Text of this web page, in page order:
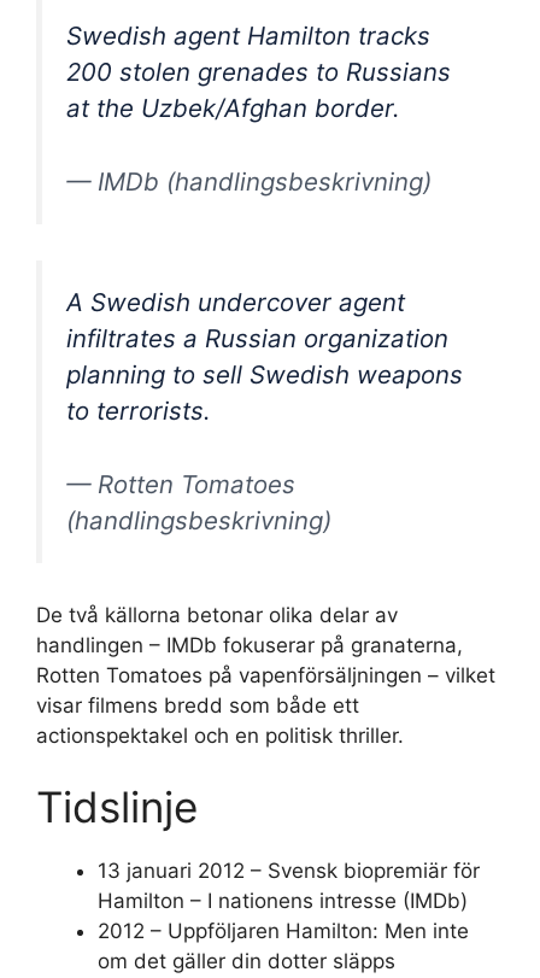
Swedish agent Hamilton tracks
200 stolen grenades to Russians
at the Uzbek/Afghan border.
— IMDb (handlingsbeskrivning)
A Swedish undercover agent
infiltrates a Russian organization
planning to sell Swedish weapons
to terrorists.
— Rotten Tomatoes
(handlingsbeskrivning)
De två källorna betonar olika delar av
handlingen – IMDb fokuserar på granaterna,
Rotten Tomatoes på vapenförsäljningen – vilket
visar filmens bredd som både ett
actionspektakel och en politisk thriller.
Tidslinje
13 januari 2012 – Svensk biopremiär för
Hamilton – I nationens intresse (IMDb)
2012 – Uppföljaren Hamilton: Men inte
om det gäller din dotter släpps